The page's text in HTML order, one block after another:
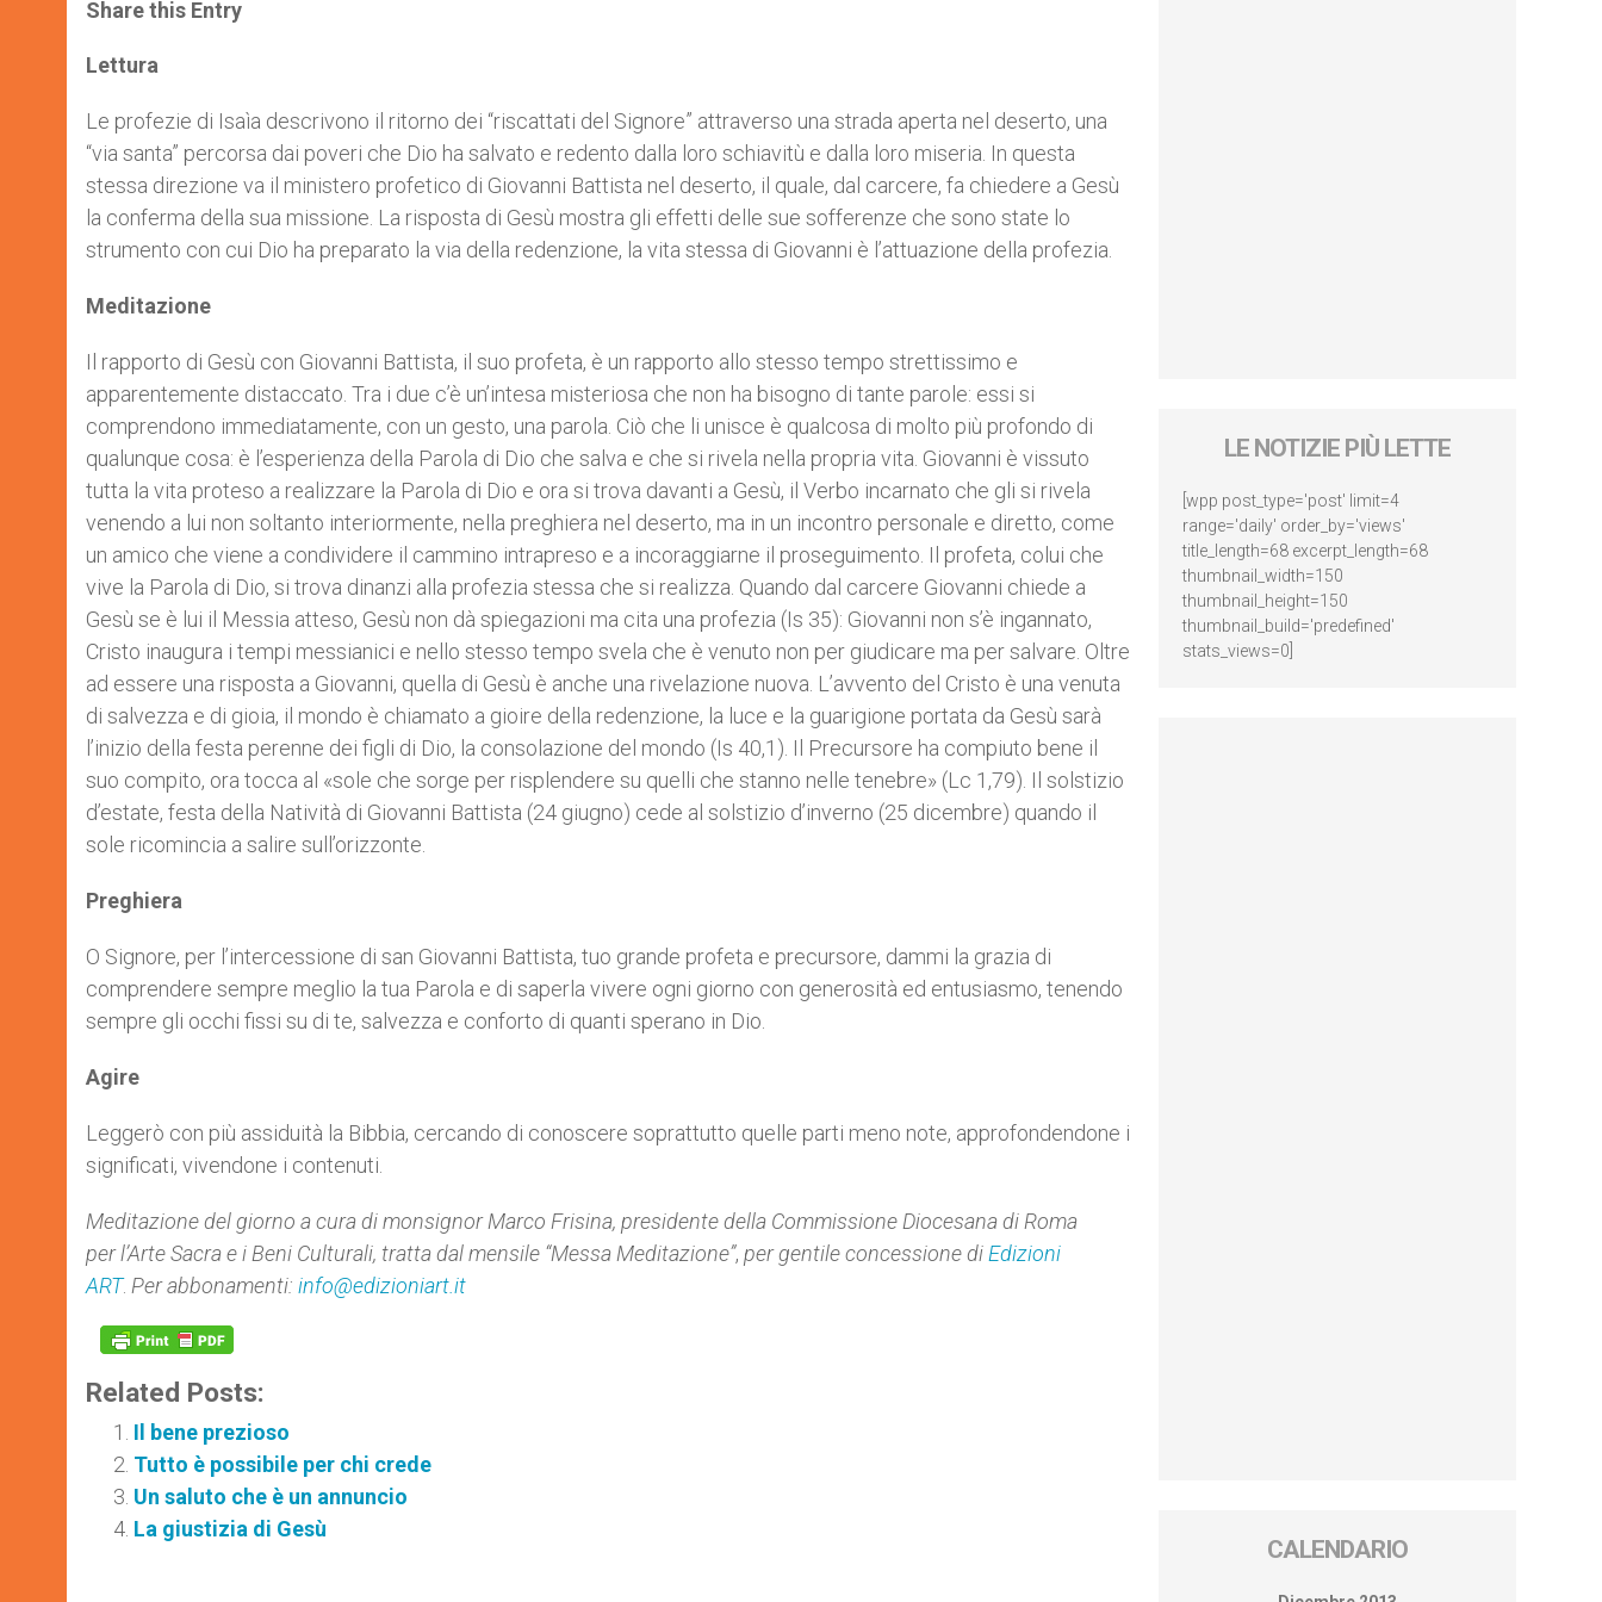
s
p
p
e b
Share this Entry
Lettura
Le profezie di Isaìa descrivono il ritorno dei “riscattati del Signore” attraverso una strada aperta nel deserto, una
“via santa” percorsa dai poveri che Dio ha salvato e redento dalla loro schiavitù e dalla loro miseria. In questa
stessa direzione va il ministero profetico di Giovanni Battista nel deserto, il quale, dal carcere, fa chiedere a Gesù
la conferma della sua missione. La risposta di Gesù mostra gli effetti delle sue sofferenze che sono state lo
strumento con cui Dio ha preparato la via della redenzione, la vita stessa di Giovanni è l’attuazione della profezia.
Meditazione
Il rapporto di Gesù con Giovanni Battista, il suo profeta, è un rapporto allo stesso tempo strettissimo e
apparentemente distaccato. Tra i due c’è un’intesa misteriosa che non ha bisogno di tante parole: essi si
comprendono immediatamente, con un gesto, una parola. Ciò che li unisce è qualcosa di molto più profondo di
qualunque cosa: è l’esperienza della Parola di Dio che salva e che si rivela nella propria vita. Giovanni è vissuto
tutta la vita proteso a realizzare la Parola di Dio e ora si trova davanti a Gesù, il Verbo incarnato che gli si rivela
venendo a lui non soltanto interiormente, nella preghiera nel deserto, ma in un incontro personale e diretto, come
un amico che viene a condividere il cammino intrapreso e a incoraggiarne il proseguimento. Il profeta, colui che
vive la Parola di Dio, si trova dinanzi alla profezia stessa che si realizza. Quando dal carcere Giovanni chiede a
Gesù se è lui il Messia atteso, Gesù non dà spiegazioni ma cita una profezia (Is 35): Giovanni non s’è ingannato,
Cristo inaugura i tempi messianici e nello stesso tempo svela che è venuto non per giudicare ma per salvare. Oltre
ad essere una risposta a Giovanni, quella di Gesù è anche una rivelazione nuova. L’avvento del Cristo è una venuta
di salvezza e di gioia, il mondo è chiamato a gioire della redenzione, la luce e la guarigione portata da Gesù sarà
l’inizio della festa perenne dei figli di Dio, la consolazione del mondo (Is 40,1). Il Precursore ha compiuto bene il
suo compito, ora tocca al «sole che sorge per risplendere su quelli che stanno nelle tenebre» (Lc 1,79). Il solstizio
d’estate, festa della Natività di Giovanni Battista (24 giugno) cede al solstizio d’inverno (25 dicembre) quando il
sole ricomincia a salire sull’orizzonte.
Preghiera
O Signore, per l’intercessione di san Giovanni Battista, tuo grande profeta e precursore, dammi la grazia di
comprendere sempre meglio la tua Parola e di saperla vivere ogni giorno con generosità ed entusiasmo, tenendo
sempre gli occhi fissi su di te, salvezza e conforto di quanti sperano in Dio.
Agire
Leggerò con più assiduità la Bibbia, cercando di conoscere soprattutto quelle parti meno note, approfondendone i
significati, vivendone i contenuti.
Meditazione del giorno a cura di monsignor Marco Frisina, presidente della Commissione Diocesana di Roma
perl’Arte Sacra e i Beni Culturali, tratta dal mensile “Messa Meditazione”, per gentile concessione di Edizioni
ART. Per abbonamenti: info@edizioniart.it
Related Posts:
Il bene prezioso
Tutto è possibile per chi crede
Un saluto che è un annuncio
La giustizia di Gesù
LE NOTIZIE PIÙ LETTE
[wpp post_type='post' limit=4
range='daily' order_by='views'
title_length=68 excerpt_length=68
thumbnail_width=150
thumbnail_height=150
thumbnail_build='predefined'
stats_views=0]
CALENDARIO